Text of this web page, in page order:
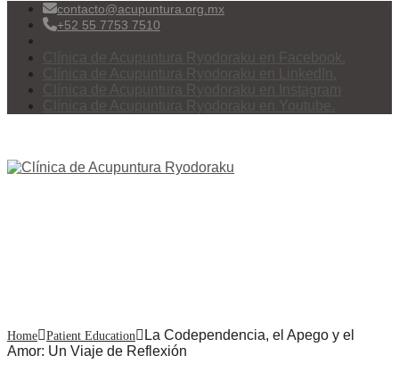
contacto@acupuntura.org.mx
+52 55 7753 7510
Clínica de Acupuntura Ryodoraku en Facebook.
Clínica de Acupuntura Ryodoraku en LinkedIn.
Clínica de Acupuntura Ryodoraku en Instagram
Clínica de Acupuntura Ryodoraku en Youtube.
Home Patient Education
La Codependencia, el Apego y el
Amor: Un Viaje de Reflexión